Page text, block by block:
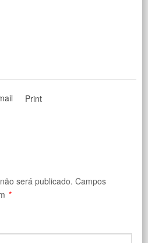
Print
será publicado. Campos
*